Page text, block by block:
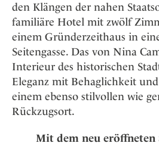
den Klängen der nahen
familiäre Hotel mit zwölf
einem Gründerzeithaus in
Seitengasse. Das von Nina
Interieur des historischen
Eleganz mit Behaglichkeit
einem ebenso stilvollen wie
Rückzugsort.
Mit dem neu eröffneten